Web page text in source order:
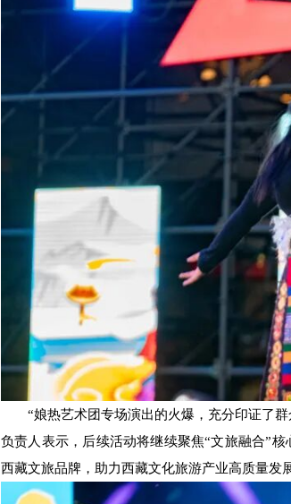
“娘热艺术团专场演出的火爆，充分印证了
负责人表示，后续活动将继续聚焦“文旅融合”
西藏文旅品牌，助力西藏文化旅游产业高质量发展